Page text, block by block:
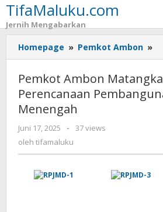
Lewati
ke
konten
TifaMaluku.com
Jernih Mengabarkan
Homepage » Pemkot Ambon »
Pemkot Ambon
Perencanaan
Menengah
Juni 17, 2025
oleh
tifamaluku
-
37 views
oleh tifamaluku